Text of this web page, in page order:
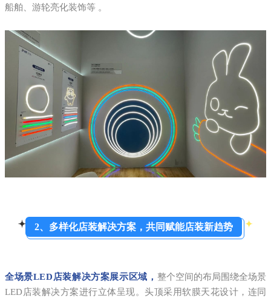
船舶、游轮亮化装饰等 。
2、多样化店装解决方案，共同赋能店装新趋势
全场景LED店装解决方案展示区域， 整个空间的布局围绕全场景
LED店装解决方案进行立体呈现。头顶采用软膜天花设计，连同